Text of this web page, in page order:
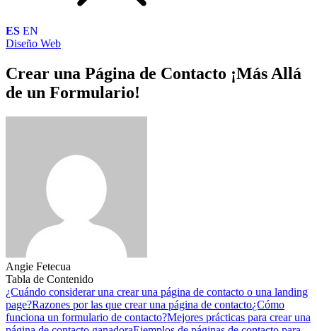
ES EN
Diseño Web
Crear una Página de Contacto ¡Más Allá
de un Formulario!
Angie Fetecua
Tabla de Contenido
¿Cuándo considerar una crear una página de contacto o una landing
page?Razones por las que crear una página de contacto¿Cómo
funciona un formulario de contacto?Mejores prácticas para crear una